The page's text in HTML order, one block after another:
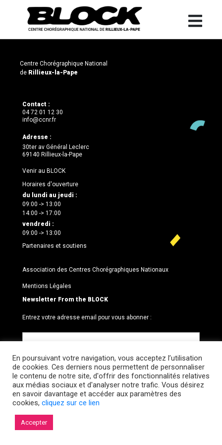
Centre Chorégraphique National
de Rillieux-la-Pape
Contact :
04 72 01 12 30
info@ccnr.fr
Adresse :
30ter av Général Leclerc
69140 Rillieux-la-Pape
Venir au BLOCK
Horaires d'ouverture
du lundi au jeudi :
09:00 -> 13:00
14:00 -> 17:00
vendredi :
09:00 -> 13:00
Partenaires et soutiens
Association des Centres Chorégraphiques Nationaux
Mentions Légales
Newsletter From the BLOCK
Entrez votre adresse email pour vous abonner :
© 2026 Le BLOCK · CCNR. Tous droits réservés.
En poursuivant votre navigation, vous acceptez l’utilisation
de cookies. Ces derniers nous permettent de personnaliser
le contenu de notre site, d'offrir des fonctionnalités relatives
aux médias sociaux et d'analyser notre trafic. Vous désirez
en savoir davantage et accéder aux paramètres des
cookies, cliquez sur ce lien
Accepter